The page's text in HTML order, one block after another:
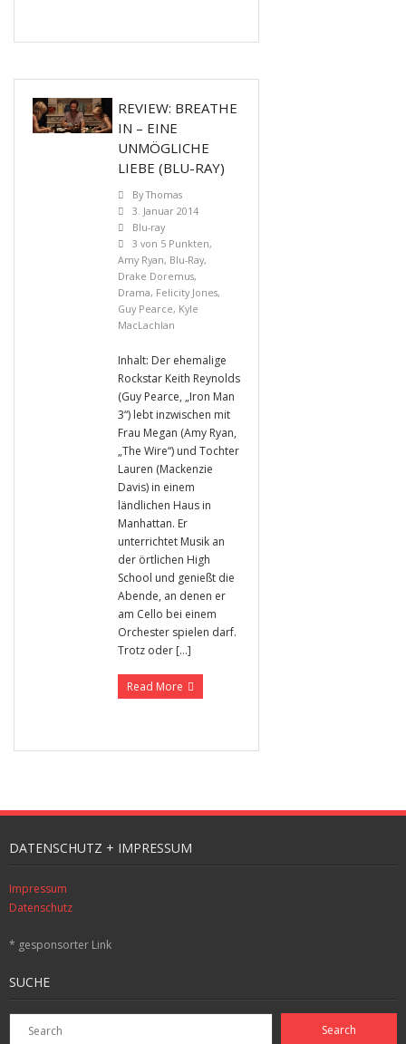
REVIEW: BREATHE
IN – EINE
UNMÖGLICHE
LIEBE (BLU-RAY)
ByThomas
3. Januar 2014
Blu-ray
3 von 5 Punkten,
Amy Ryan, Blu-Ray,
Drake Doremus,
Drama, Felicity Jones,
Guy Pearce, Kyle
MacLachlan
Inhalt: Der ehemalige
Rockstar Keith Reynolds
(Guy Pearce, „Iron Man
3“) lebt inzwischen mit
Frau Megan (Amy Ryan,
„The Wire“) und Tochter
Lauren (Mackenzie
Davis) in einem
ländlichen Haus in
Manhattan. Er
unterrichtet Musik an
der örtlichen High
School und genießt die
Abende, an denen er
am Cello bei einem
Orchester spielen darf.
Trotz oder […]
Read More
DATENSCHUTZ + IMPRESSUM
Impressum
Datenschutz
* gesponsorter Link
SUCHE